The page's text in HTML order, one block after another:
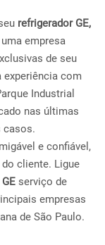
refrigerador GE,
empresa
de seu
experiência com
Industrial
nas últimas
casos.
e confiável,
cliente. Ligue
serviço de
empresas
de São Paulo.